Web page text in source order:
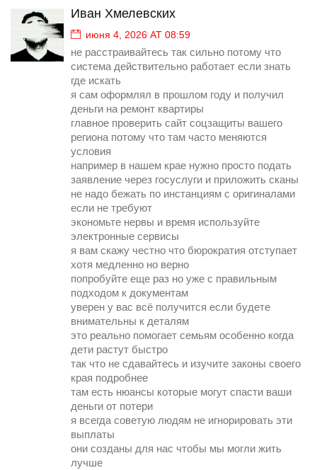
Иван Хмелевских
июня 4, 2026 AT 08:59
не расстраивайтесь так сильно потому что
система действительно работает если знать
где искать
я сам оформлял в прошлом году и получил
деньги на ремонт квартиры
главное проверить сайт соцзащиты вашего
региона потому что там часто меняются
условия
например в нашем крае нужно просто подать
заявление через госуслуги и приложить сканы
не надо бежать по инстанциям с оригиналами
если не требуют
экономьте нервы и время используйте
электронные сервисы
я вам скажу честно что бюрократия отступает
хотя медленно но верно
попробуйте еще раз но уже с правильным
подходом к документам
уверен у вас всё получится если будете
внимательны к деталям
это реально помогает семьям особенно когда
дети растут быстро
так что не сдавайтесь и изучите законы своего
края подробнее
там есть нюансы которые могут спасти ваши
деньги от потери
я всегда советую людям не игнорировать эти
выплаты
они созданы для нас чтобы мы могли жить
лучше